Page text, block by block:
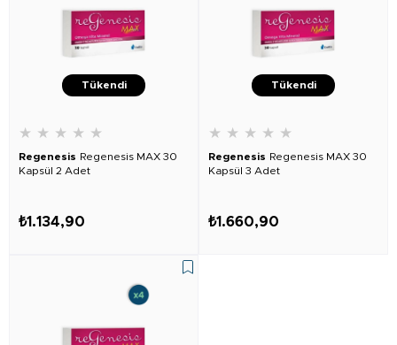
Tükendi
★ ★ ★ ★ ★
Regenesis Regenesis MAX 30
Kapsül 2 Adet
₺1.134,90
Tükendi
★ ★ ★ ★ ★
Regenesis Regenesis MAX 30
Kapsül 3 Adet
₺1.660,90